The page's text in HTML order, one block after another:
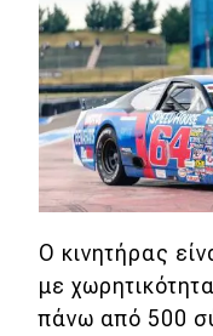
Νέα
Τεχνολογία
Mobility
Σταθμοί
Classic
Νέα
Ο κινητήρας
με
πάνω από 500